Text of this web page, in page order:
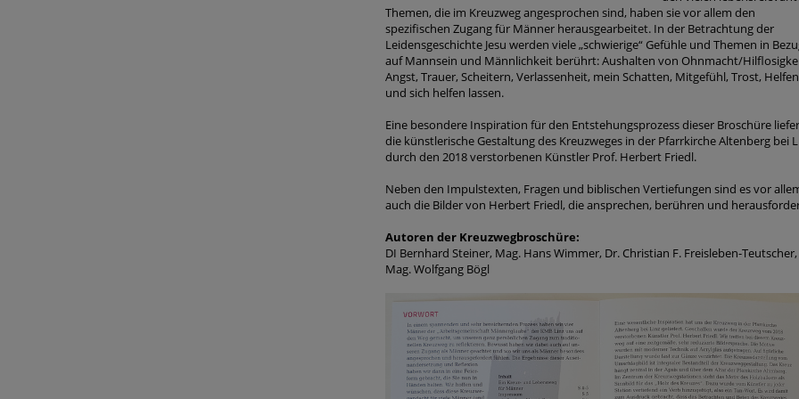
Themen, die im Kreuzweg angesprochen sind, haben sie vor allem den
spezifischen Zugang für Männer herausgearbeitet. In der Betrachtung der
Leidensgeschichte Jesu werden viele „schwierige“ Gefühle und Themen in
auf Mannsein und Männlichkeit berührt: Aushalten von Ohnmacht/
Angst, Trauer, Scheitern, Verlassenheit, mein Schatten, Mitgefühl, Trost, Helfen
und sich helfen lassen.
Eine besondere Inspiration für den Entstehungsprozess dieser Broschüre
die künstlerische Gestaltung des Kreuzweges in der Pfarrkirche Altenberg bei
durch den 2018 verstorbenen Künstler Prof. Herbert Friedl.
Neben den Impulstexten, Fragen und biblischen Vertiefungen sind es vor
auch die Bilder von Herbert Friedl, die ansprechen, berühren und
Autoren der Kreuzwegbroschüre:
DI Bernhard Steiner, Mag. Hans Wimmer, Dr. Christian F. Freisleben-Teutscher,
Mag. Wolfgang Bögl